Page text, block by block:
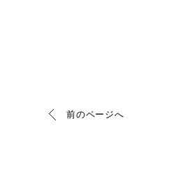
前のページへ